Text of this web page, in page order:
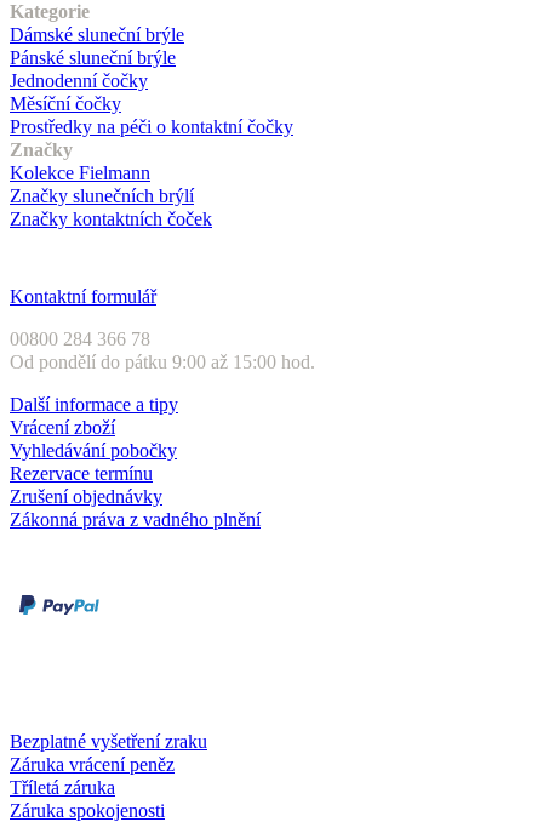
Kategorie
Dámské sluneční brýle
Pánské sluneční brýle
Jednodenní čočky
Měsíční čočky
Prostředky na péči o kontaktní čočky
Značky
Kolekce Fielmann
Značky slunečních brýlí
Značky kontaktních čoček
Kontaktní formulář
00800 284 366 78
Od pondělí do pátku 9:00 až 15:00 hod.
Další informace a tipy
Vrácení zboží
Vyhledávání pobočky
Rezervace termínu
Zrušení objednávky
Zákonná práva z vadného plnění
Bezplatné vyšetření zraku
Záruka vrácení peněz
Tříletá záruka
Záruka spokojenosti